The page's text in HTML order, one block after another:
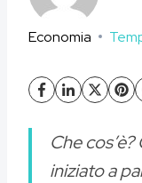
Economia
Che
iniziato a